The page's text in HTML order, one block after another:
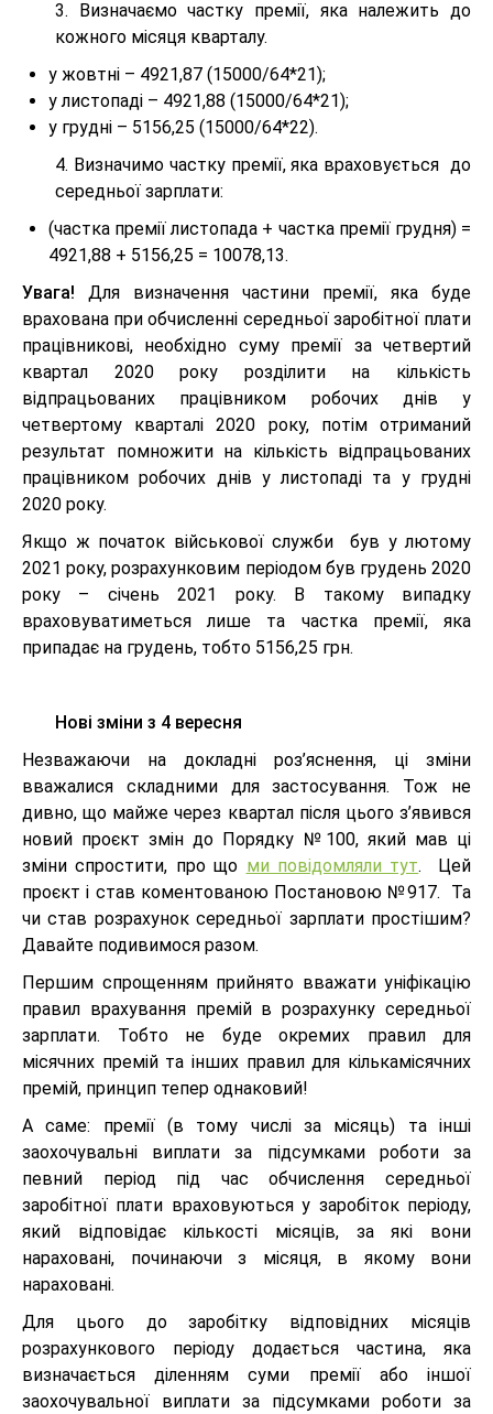
3. Визначаємо частку премії, яка належить до
кожного місяця кварталу.
у жовтні – 4921,87 (15000/64*21);
у листопаді – 4921,88 (15000/64*21);
у грудні – 5156,25 (15000/64*22).
4. Визначимо частку премії, яка враховується до
середньої зарплати:
(частка премії листопада + частка премії грудня) =
4921,88 + 5156,25 = 10078,13.
Увага! Для визначення частини премії, яка буде
врахована при обчисленні середньої заробітної плати
працівникові, необхідно суму премії за четвертий
квартал 2020 року розділити на кількість
відпрацьованих працівником робочих днів у
четвертому кварталі 2020 року, потім отриманий
результат помножити на кількість відпрацьованих
працівником робочих днів у листопаді та у грудні
2020 року.
Якщо ж початок військової служби був у лютому
2021 року, розрахунковим періодом був грудень 2020
року – січень 2021 року. В такому випадку
враховуватиметься лише та частка премії, яка
припадає на грудень, тобто 5156,25 грн.
Нові зміни з 4 вересня
Незважаючи на докладні роз’яснення, ці зміни
вважалися складними для застосування. Тож не
дивно, що майже через квартал після цього з’явився
новий проєкт змін до Порядку №100, який мав ці
зміни спростити, про що ми повідомляли тут. Цей
проєкт і став коментованою Постановою №917. Та
чи став розрахунок середньої зарплати простішим?
Давайте подивимося разом.
Першим спрощенням прийнято вважати уніфікацію
правил врахування премій в розрахунку середньої
зарплати. Тобто не буде окремих правил для
місячних премій та інших правил для кількамісячних
премій, принцип тепер однаковий!
А саме: премії (в тому числі за місяць) та інші
заохочувальні виплати за підсумками роботи за
певний період під час обчислення середньої
заробітної плати враховуються у заробіток періоду,
який відповідає кількості місяців, за які вони
нараховані, починаючи з місяця, в якому вони
нараховані.
Для цього до заробітку відповідних місяців
розрахункового періоду додається частина, яка
визначається діленням суми премії або іншої
заохочувальної виплати за підсумками роботи за